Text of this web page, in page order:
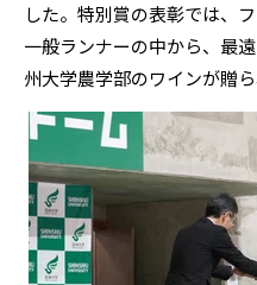
した。特別賞の表彰では、
一般ランナーの中から、最
州大学農学部のワインが贈ら